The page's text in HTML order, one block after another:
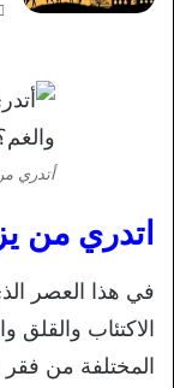
أتدري
اتدري من
في هذا العصر
الاكتئاب والقلق
المختلفة من